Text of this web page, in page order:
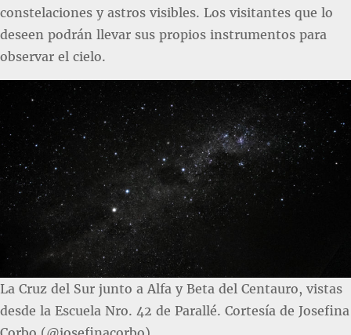
constelaciones y astros visibles. Los visitantes que lo
deseen podrán llevar sus propios instrumentos para
observar el cielo.
La Cruz del Sur junto a Alfa y Beta del Centauro, vistas
desde la Escuela Nro. 42 de Parallé. Cortesía de Josefina